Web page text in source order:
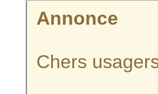
Annonce
Chers